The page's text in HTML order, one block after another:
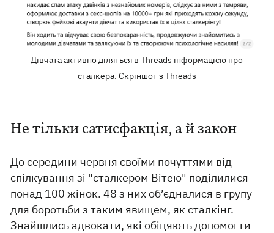
Дівчата активно діляться в Threads інформацією про
сталкера. Скріншот з Threads
Не тільки сатисфакція, а й закон
До середини червня своїми почуттями від
спілкування зі "сталкером Вітею" поділилися
понад 100 жінок. 48 з них об’єдналися в групу
для боротьби з таким явищем, як сталкінг.
Знайшлись адвокати, які обіцяють допомогти